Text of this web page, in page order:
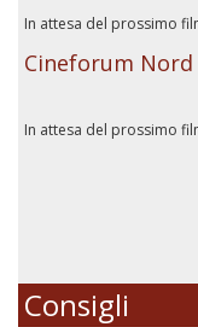
In attesa del prossimo
Cineforum Nord
In attesa del prossimo
Consigli